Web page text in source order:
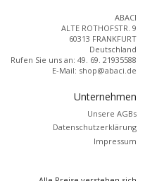
ABACI
ALTE ROTHOFSTR. 9
60313 FRANKFURT
Deutschland
Rufen Sie uns an: 49. 69. 21935588
E-Mail: shop@abaci.de
Unternehmen
Unsere AGBs
Datenschutzerklärung
Impressum